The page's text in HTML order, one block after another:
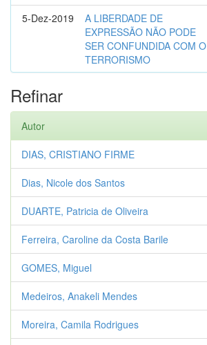
5-Dez-2019
A LIBERDADE DE
EXPRESSÃO NÃO PODE
SER CONFUNDIDA COM O
TERRORISMO
Refinar
Autor
DIAS, CRISTIANO FIRME
Dias, Nicole dos Santos
DUARTE, Patricia de Oliveira
Ferreira, Caroline da Costa Barile
GOMES, Miguel
Medeiros, Anakeli Mendes
Moreira, Camila Rodrigues